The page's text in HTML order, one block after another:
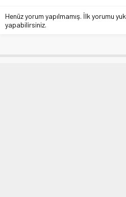
Henüz yorum yapılmamış. İlk yorumu
yapabilirsiniz.